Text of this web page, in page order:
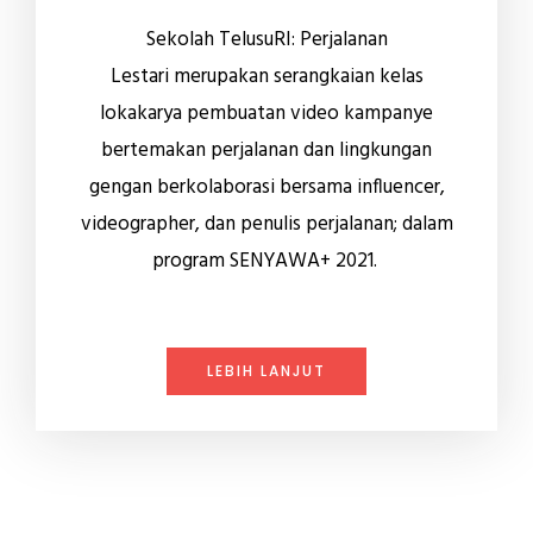
Sekolah TelusuRI: Perjalanan
Lestarimerupakan serangkaian kelas
lokakarya pembuatan video kampanye
bertemakan perjalanan dan lingkungan
gengan berkolaborasi bersama influencer,
videographer, dan penulis perjalanan;dalam
program SENYAWA+ 2021.
LEBIH LANJUT